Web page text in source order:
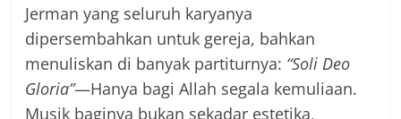
Jerman yang seluruh karyanya
dipersembahkan untuk gereja, bahkan
menuliskan di banyak partiturnya: “Soli Deo
Gloria”—Hanya bagi Allah segala kemuliaan.
Musik baginya bukan sekadar estetika,